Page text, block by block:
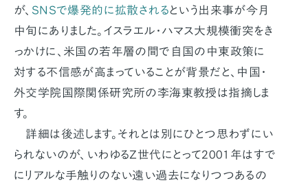
が、 SNSで爆発的に拡散されるという出来事が今月
中旬にありました。イスラエル・ハマス大規模衝突をき
っかけに、米国の若年層の間で自国の中東政策に
対する不信感が高まっていることが背景だと、中国・
外交学院国際関係研究所の李海東教授は指摘しま
す。
詳細は後述します。それとは別にひとつ思わずにい
られないのが、いわゆるZ世代にとって2001年はすで
にリアルな手触りのない遠い過去になりつつあるの